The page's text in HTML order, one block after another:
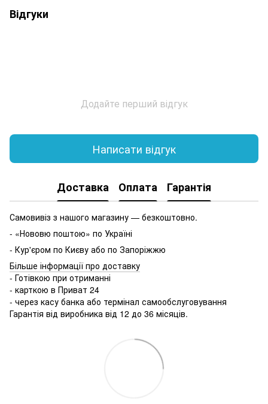
Відгуки
Додайте перший відгук
Написати відгук
Доставка Оплата Гарантія
Самовивіз з нашого магазину — безкоштовно.
- «Нововю поштою» по Україні
- Кур'єром по Києву або по Запоріжжю
Більше інформації про доставку
- Готівкою при отриманні
- карткою в Приват 24
- через касу банка або термінал самообслуговування
Гарантія від виробника від 12 до 36 місяців.